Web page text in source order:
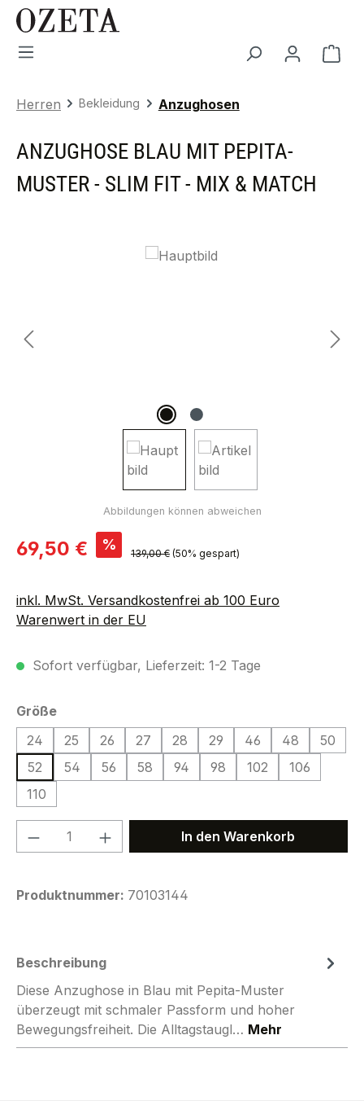
Zum Hauptinhalt springen
Herren Bekleidung Anzughosen
ANZUGHOSE BLAU MIT PEPITA-
MUSTER - SLIM FIT - MIX & MATCH
Bildergalerie überspringen
Verkaufspreis:
69,50 € % Regulärer Preis:
139,00 € (50% gespart)
inkl. MwSt. Versandkostenfrei ab 100 Euro
Warenwert in der EU
Sofort verfügbar, Lieferzeit: 1-2 Tage
Größeauswählen
24
25 26 27 28 29 46 48
50
52
54 56 58 94 98 102
106
110
Produkt Anzahl: Gib denIn den Warenkorb
Produktnummer: 70103144
Beschreibung
Diese Anzughose in Blau mit Pepita-Muster
überzeugt mit schmaler Passform und hoher
Bewegungsfreiheit. Die Alltagstaugl… Mehr